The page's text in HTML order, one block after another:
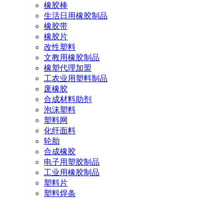
橡胶棒
生活日用橡胶制品
橡胶带
橡胶片
改性塑料
文教用橡胶制品
橡塑代理加盟
工农业用塑料制品
废橡胶
合成材料助剂
泡沫塑料
塑料网
化纤面料
轮胎
合成橡胶
电子用塑胶制品
工业用橡胶制品
塑料片
塑料焊条